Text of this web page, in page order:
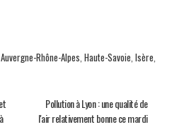
Auvergne-Rhône-Alpes, Haute-Savoie, Isère,
Pollution à Lyon : une qualité de
l'air relativement bonne ce mardi